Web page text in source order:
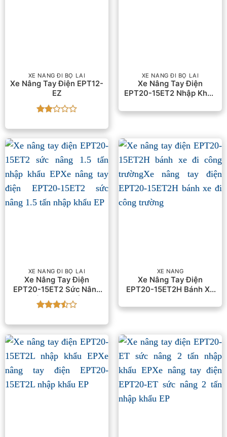
XE NÂNG ĐI BỘ LÁI
Xe Nâng Tay Điện EPT12-
EZ
xếp
25
sao
XE NÂNG ĐI BỘ LÁI
Xe Nâng Tay Điện
EPT20-15ET2 Nhập Khẩu
XE NÂNG ĐI BỘ LÁI
Xe Nâng Tay Điện
EPT20-15ET2 Sức Nâng
1.5 Tấn Nhập Khẩu EP
xếp
3.5 5
sao
XE NÂNG
Xe Nâng Tay Điện
EPT20-15ET2H Bánh Xe